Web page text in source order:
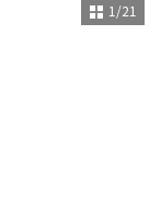
1 /21